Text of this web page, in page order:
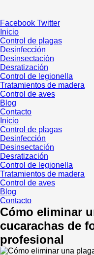
al
contenido
Facebook Twitter
Inicio
Control de plagas
Desinfección
Desinsectación
Desratización
Control de legionella
Tratamientos de madera
Control de aves
Blog
Contacto
Inicio
Control de plagas
Desinfección
Desinsectación
Desratización
Control de legionella
Tratamientos de madera
Control de aves
Blog
Contacto
Cómo eliminar
cucarachas de
profesional